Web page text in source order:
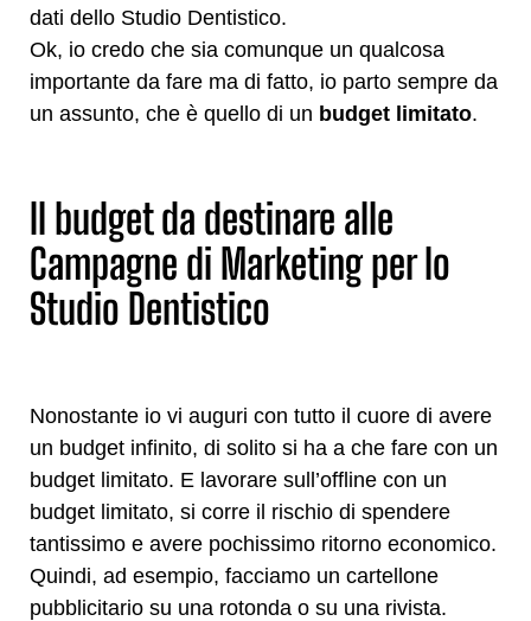
dati dello Studio Dentistico.
Ok, io credo che sia comunque un qualcosa
importante da fare ma di fatto, io parto sempre da
un assunto, che è quello di un budget limitato.
Il budget da destinare alle
Campagne di Marketing per lo
Studio Dentistico
Nonostante io vi auguri con tutto il cuore di avere
un budget infinito, di solito si ha a che fare con un
budget limitato. E lavorare sull’offline con un
budget limitato, si corre il rischio di spendere
tantissimo e avere pochissimo ritorno economico.
Quindi, ad esempio, facciamo un cartellone
pubblicitario su una rotonda o su una rivista.